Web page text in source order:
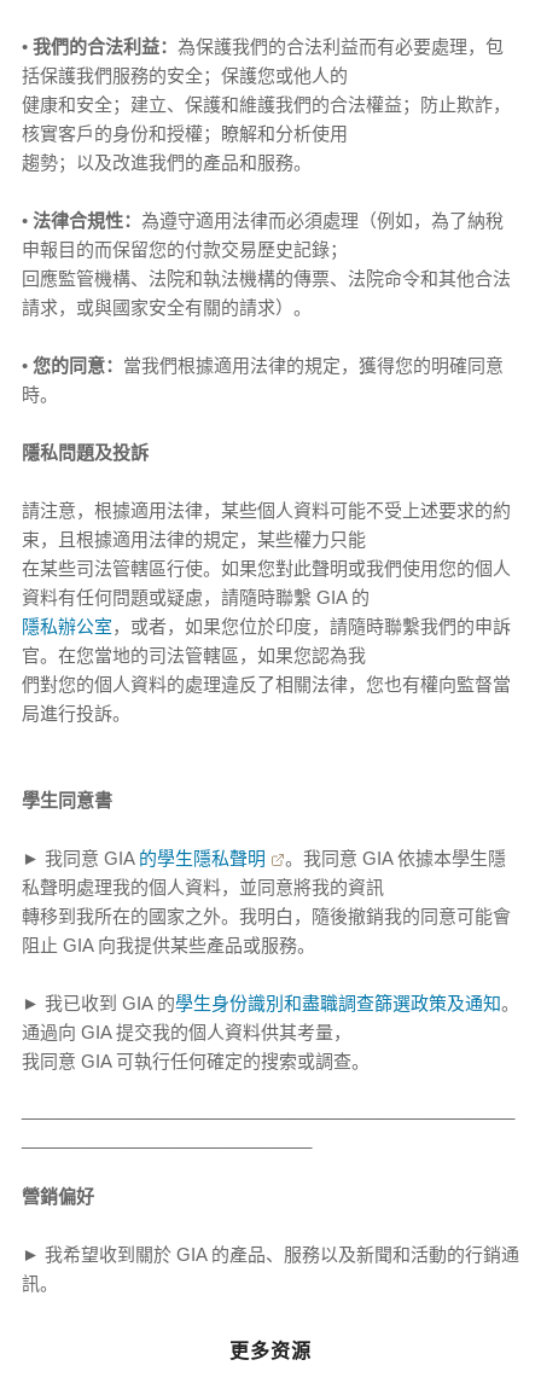
• 我們的合法利益： 為保護我們的合法利益而有必要處理，包
括保護我們服務的安全；保護您或他人的
健康和安全；建立、保護和維護我們的合法權益；防止欺詐，
核實客戶的身份和授權；瞭解和分析使用
趨勢；以及改進我們的產品和服務。
• 法律合規性： 為遵守適用法律而必須處理（例如，為了納稅
申報目的而保留您的付款交易歷史記錄；
回應監管機構、法院和執法機構的傳票、法院命令和其他合法
請求，或與國家安全有關的請求）。
• 您的同意： 當我們根據適用法律的規定，獲得您的明確同意
時。
隱私問題及投訴
請注意，根據適用法律，某些個人資料可能不受上述要求的約
束，且根據適用法律的規定，某些權力只能
在某些司法管轄區行使。如果您對此聲明或我們使用您的個人
資料有任何問題或疑慮，請隨時聯繫 GIA 的
隱私辦公室，或者，如果您位於印度，請隨時聯繫我們的申訴
官。在您當地的司法管轄區，如果您認為我
們對您的個人資料的處理違反了相關法律，您也有權向監督當
局進行投訴。
學生同意書
► 我同意 GIA 的學生隱私聲明
。我同意 GIA 依據本學生隱
私聲明處理我的個人資料，並同意將我的資訊
轉移到我所在的國家之外。我明白，隨後撤銷我的同意可能會
阻止 GIA 向我提供某些產品或服務。
► 我已收到 GIA 的學生身份識別和盡職調查篩選政策及通知。
通過向 GIA 提交我的個人資料供其考量，
我同意 GIA 可執行任何確定的搜索或調查。
營銷偏好
► 我希望收到關於 GIA 的產品、服務以及新聞和活動的行銷通
訊。
更多资源